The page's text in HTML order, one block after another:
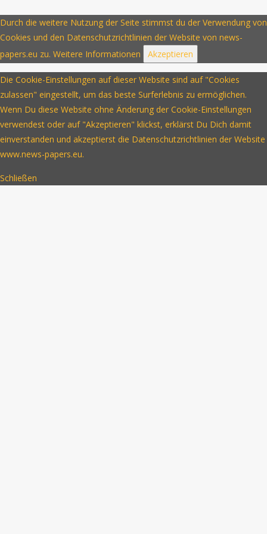
Durch die weitere Nutzung der Seite stimmst du der Verwendung von
Cookies und den Datenschutzrichtlinien der Website von news-
papers.eu zu. Weitere Informationen Akzeptieren
Die Cookie-Einstellungen auf dieser Website sind auf "Cookies
zulassen" eingestellt, um das beste Surferlebnis zu ermöglichen.
Wenn Du diese Website ohne Änderung der Cookie-Einstellungen
verwendest oder auf "Akzeptieren" klickst, erklärst Du Dich damit
einverstanden und akzeptierst die Datenschutzrichtlinien der Website
www.news-papers.eu.
Schließen